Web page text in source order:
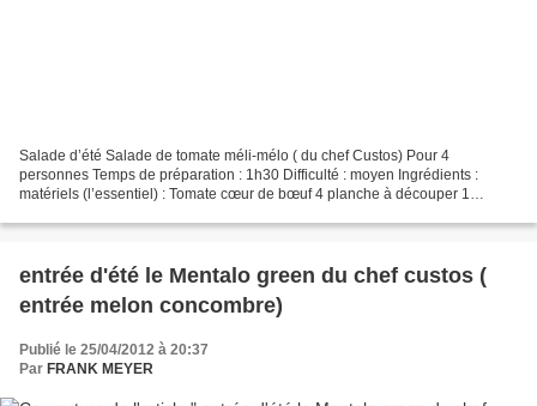
Salade d’été Salade de tomate méli-mélo ( du chef Custos) Pour 4
personnes Temps de préparation : 1h30 Difficulté : moyen Ingrédients :
matériels (l’essentiel) : Tomate cœur de bœuf 4 planche à découper 1
entrée d'été le Mentalo green du chef custos (
entrée melon concombre)
Publié le 25/04/2012 à 20:37
Par FRANK MEYER